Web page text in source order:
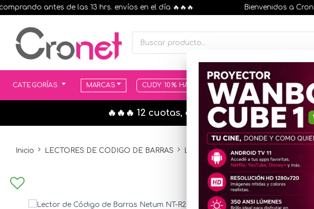
antes de las 13 hrs. envíos en el día 🔥🔥🔥 Bienvenidos a Cronet,
CATEGORÍAS MARCAS CUDY 10% HASTA AGOTAR STOCK
🔥🔥🔥 12 cuotas, en todos nuestros
Inicio LECTORES DE CODIGO DE BARRAS LECTORES DE CODIGO DE BARRAS